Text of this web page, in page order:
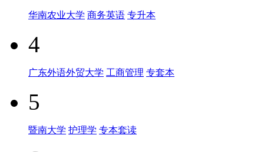
华南农业大学 商务英语 专升本
4
广东外语外贸大学 工商管理 专套本
5
暨南大学 护理学 专本套读